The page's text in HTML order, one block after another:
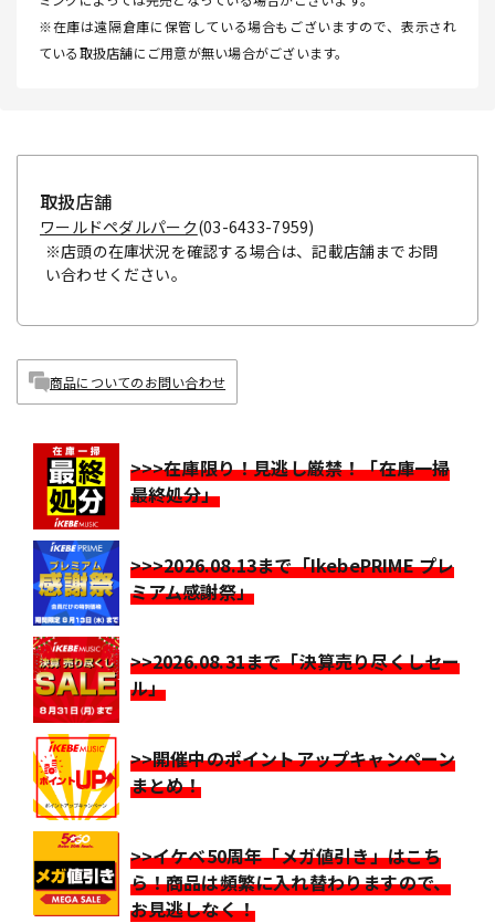
※在庫は遠隔倉庫に保管している場合もございますので、表示され
ている取扱店舗にご用意が無い場合がございます。
取扱店舗
ワールドペダルパーク(03-6433-7959)
※店頭の在庫状況を確認する場合は、記載店舗までお問
い合わせください。
商品についてのお問い合わせ
>>>在庫限り！見逃し厳禁！「在庫一掃
最終処分」
>>>2026.08.13まで「IkebePRIME プレ
ミアム感謝祭」
>>2026.08.31まで「決算売り尽くしセー
ル」
>>開催中のポイントアップキャンペーン
まとめ！
>>イケベ50周年「メガ値引き」はこち
ら！商品は頻繁に入れ替わりますので、
お見逃しなく！